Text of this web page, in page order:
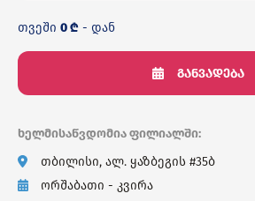
თვეში 0 ₾ - დან
განვადება
ხელმისაწვდომია ფილიალში:
თბილისი, ალ. ყაზბეგის #35ბ
ორშაბათი - კვირა